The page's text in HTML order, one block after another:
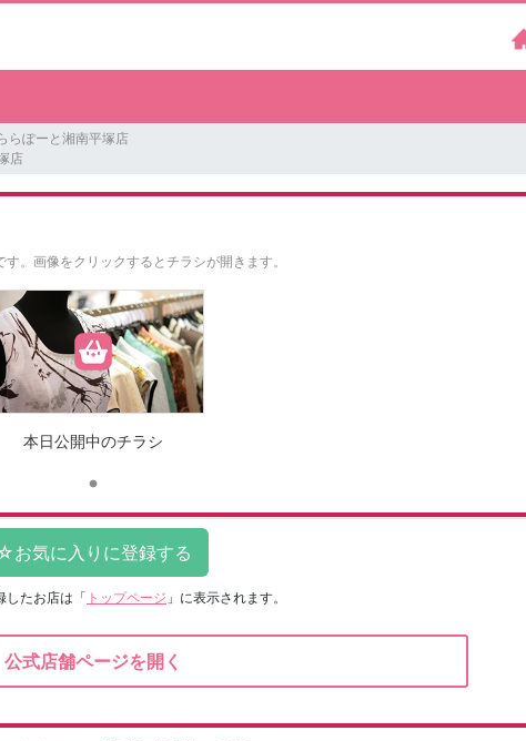
らぽーと湘南平塚店
店
。 画像をクリックするとチラシが開きます。
本日公開中のチラシ
したお店は 「 トップページ 」に表示されます。
公式店舗ページを開く